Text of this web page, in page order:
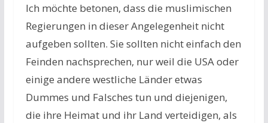
Ich möchte betonen, dass die muslimischen
Regierungen in dieser Angelegenheit nicht
aufgeben sollten. Sie sollten nicht einfach den
Feinden nachsprechen, nur weil die USA oder
einige andere westliche Länder etwas
Dummes und Falsches tun und diejenigen,
die ihre Heimat und ihr Land verteidigen, als